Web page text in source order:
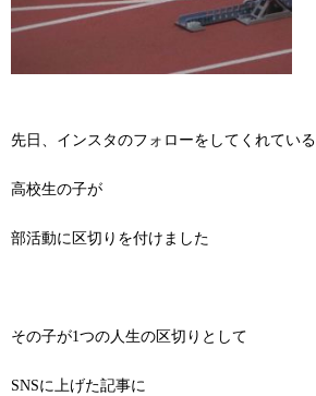
先日、インスタのフォローをしてくれている
高校生の子が
部活動に区切りを付けました
その子が1つの人生の区切りとして
SNSに上げた記事に